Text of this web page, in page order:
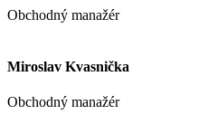
Obchodný manažér
Miroslav Kvasnička
Obchodný manažér